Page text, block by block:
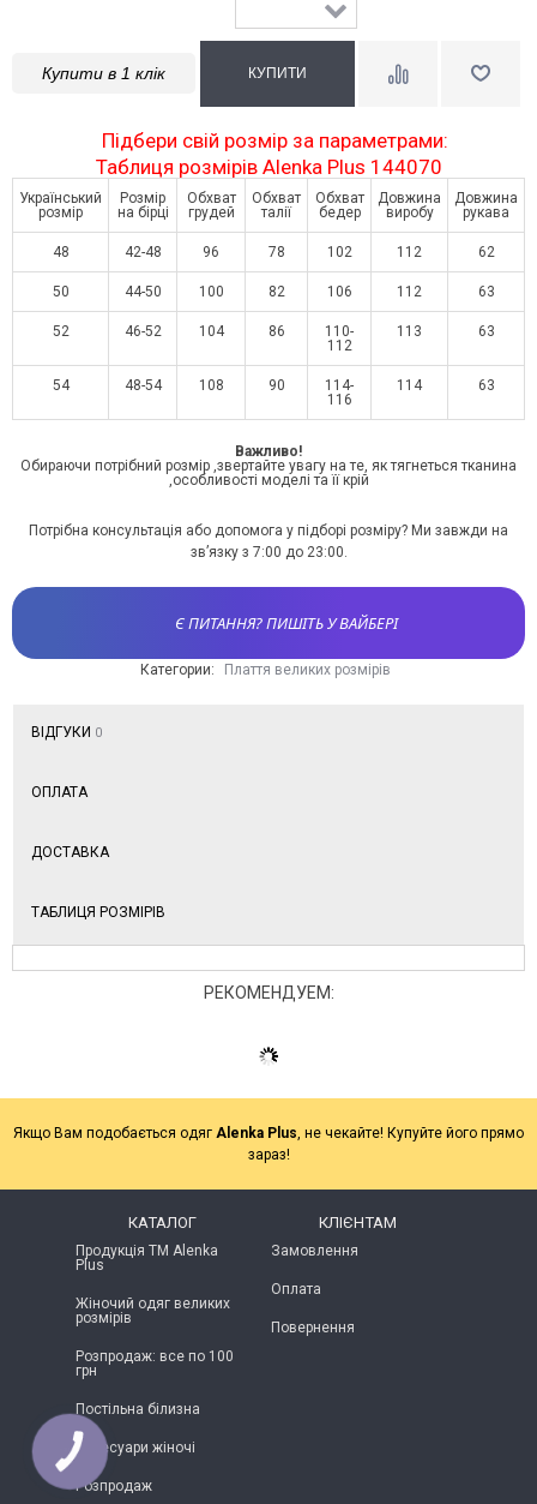
Купити в 1 клік
Підбери свій розмір за параметрами:
Таблиця розмірів Alenka Plus 144070
Український
розмір
Розмір
на бірці
Обхват
грудей
Обхват
талії
Обхват
бедер
Довжина
виробу
Довжина
рукава
48 42-48 96 78 102 112 62
50 44-50 100 82 106 112 63
52 46-52 104 86
110-
112
113 63
54 48-54 108 90
114-
116
114 63
Важливо!
Обираючи потрібний розмір ,звертайте увагу на те, як тягнеться тканина
,особливості моделі та її крій
Потрібна консультація або допомога у підборі розміру? Ми завжди на
зв’язку з 7:00 до 23:00.
Є ПИТАННЯ? ПИШІТЬ У ВАЙБЕРІ
Категории: Плаття великих розмірів
ВІДГУКИ 0
ОПЛАТА
ДОСТАВКА
ТАБЛИЦЯ РОЗМІРІВ
РЕКОМЕНДУЕМ:
Якщо Вам подобається одяг Alenka Plus , не чекайте! Купуйте його прямо
зараз!
КАТАЛОГ
Продукція ТМ Alenka
Plus
Жіночий одяг великих
розмірів
Розпродаж: все по 100
грн
Постільна білизна
Аксесуари жіночі
Розпродаж
КЛІЄНТАМ
Замовлення
Оплата
Повернення